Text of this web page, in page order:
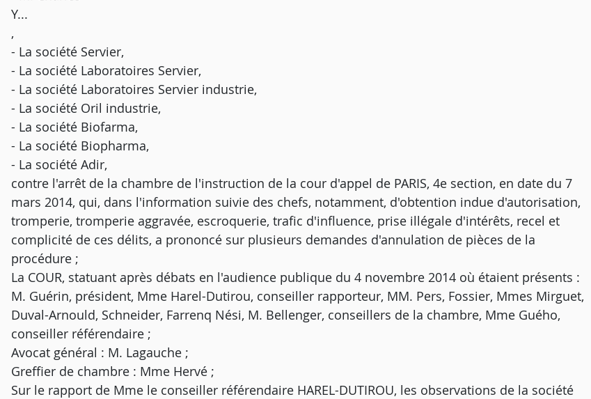
Y...
,
- La société Servier,
- La société Laboratoires Servier,
- La société Laboratoires Servier industrie,
- La société Oril industrie,
- La société Biofarma,
- La société Biopharma,
- La société Adir,
contre l'arrêt de la chambre de l'instruction de la cour d'appel de PARIS, 4e section, en date du 7
mars 2014, qui, dans l'information suivie des chefs, notamment, d'obtention indue d'autorisation,
tromperie, tromperie aggravée, escroquerie, trafic d'influence, prise illégale d'intérêts, recel et
complicité de ces délits, a prononcé sur plusieurs demandes d'annulation de pièces de la
procédure ;
La COUR, statuant après débats en l'audience publique du 4 novembre 2014 où étaient présents :
M. Guérin, président, Mme Harel-Dutirou, conseiller rapporteur, MM. Pers, Fossier, Mmes Mirguet,
Duval-Arnould, Schneider, Farrenq Nési, M. Bellenger, conseillers de la chambre, Mme Guého,
conseiller référendaire ;
Avocat général : M. Lagauche ;
Greffier de chambre : Mme Hervé ;
Sur le rapport de Mme le conseiller référendaire HAREL-DUTIROU, les observations de la société